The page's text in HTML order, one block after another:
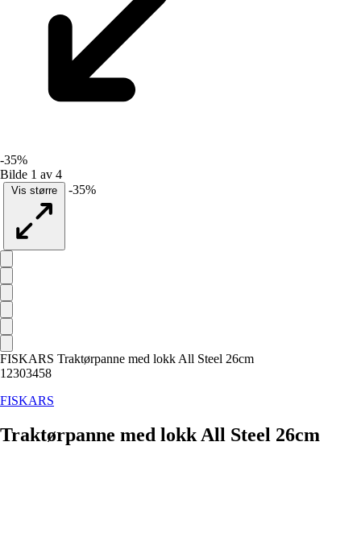
-35%
Bilde 1 av 4
Vis større -35%
FISKARS Traktørpanne med lokk All Steel 26cm
12303458
FISKARS
Traktørpanne med lokk All Steel 26cm